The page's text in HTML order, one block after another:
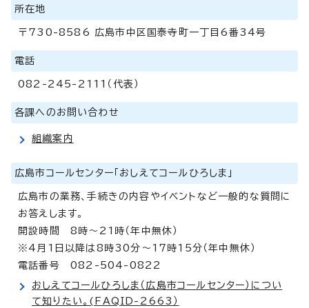
所在地
〒730-8586 広島市中区国泰寺町一丁目6番34号
電話
082-245-2111（代表）
各課へのお問い合わせ
組織案内
広島市コールセンター「おしえてコールひろしま」
広島市の業務、手続きの内容やイベントなど一般的な質問に
お答えします。
開設時間 8時～21時（年中無休）
※4月1日以降は8時30分～17時15分（年中無休）
電話番号 082-504-0822
おしえてコールひろしま（広島市コールセンター）につい
て知りたい。(FAQID-2663）